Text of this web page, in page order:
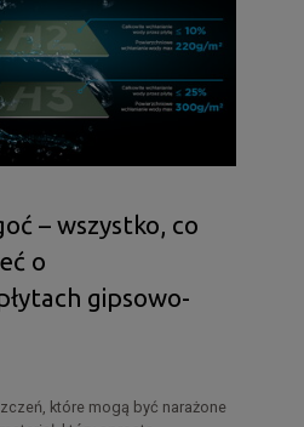
– wszystko, co
o
gipsowo-
które mogą być narażone